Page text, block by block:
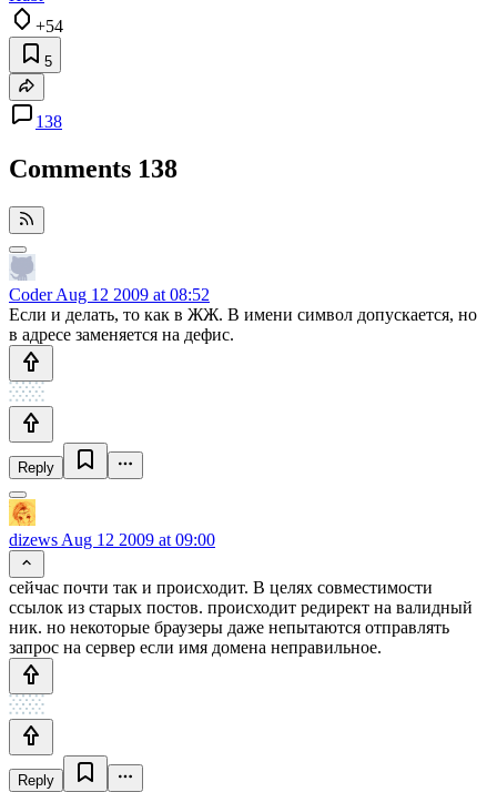
+54
5
138
Comments 138
CoderAug 12 2009 at 08:52
Если и делать, то как в ЖЖ. В имени символ допускается, но
в адресе заменяется на дефис.
Reply
dizews Aug 12 2009 at 09:00
сейчас почти так и происходит. В целях совместимости
ссылок из старых постов. происходит редирект на валидный
ник. но некоторые браузеры даже непытаются отправлять
запрос на сервер если имя домена неправильное.
Reply